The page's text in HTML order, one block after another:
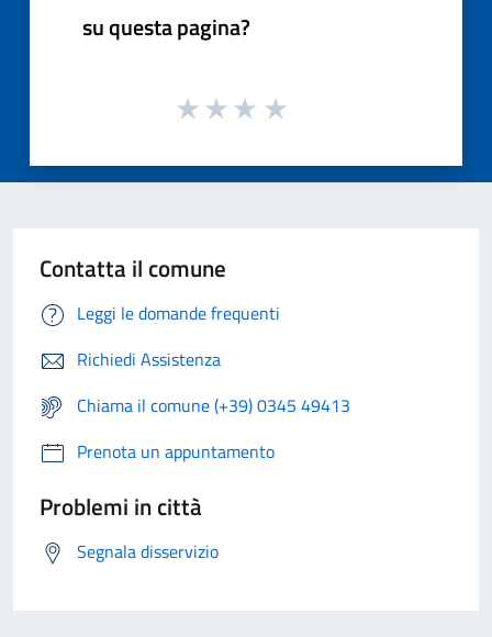
su questa pagina?
Contatta il comune
Leggi le domande frequenti
Richiedi Assistenza
Chiama il comune (+39) 0345 49413
Prenota un appuntamento
Problemi in città
Segnala disservizio